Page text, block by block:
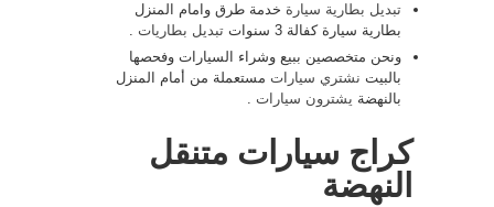
تبديل بطارية سيارة خدمة طرق وامام المنزل
بطارية سيارة كفالة 3 سنوات
تبديل بطاريات .
ونحن متخصصين ببيع وشراء السيارات وفحصها
بالبيت نشتري سيارات مستعملة من أمام المنزل
بالنهضة يشترون سيارات .
كراج سيارات متنقل
النهضة